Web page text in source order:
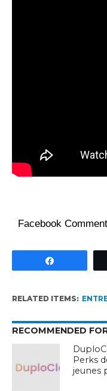
Facebook
RELATED ITEMS:
RECOMMENDED
Perks
jeunes